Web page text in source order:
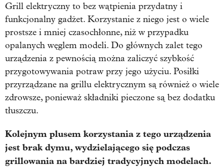
Grill elektryczny to bez wątpienia przydatny i
funkcjonalny gadżet. Korzystanie z niego jest o wiele
prostsze i mniej czasochłonne, niż w przypadku
opalanych węglem modeli. Do głównych zalet tego
urządzenia z pewnością można zaliczyć szybkość
przygotowywania potraw przy jego użyciu. Posiłki
przyrządzane na grillu elektrycznym są również o wiele
zdrowsze, ponieważ składniki pieczone są bez dodatku
tłuszczu.
Kolejnym plusem korzystania z tego urządzenia
jest brak dymu, wydzielającego się podczas
grillowania na bardziej tradycyjnych modelach.